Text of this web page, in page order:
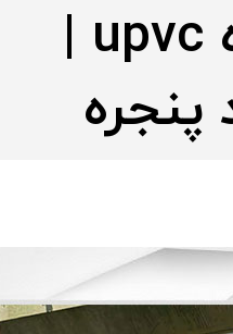
خرید پنجره دوجداره upvc |